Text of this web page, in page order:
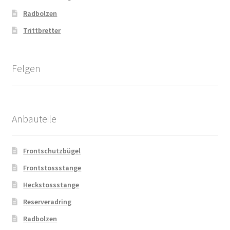
Radbolzen
Trittbretter
Felgen
Anbauteile
Frontschutzbügel
Frontstossstange
Heckstossstange
Reserveradring
Radbolzen